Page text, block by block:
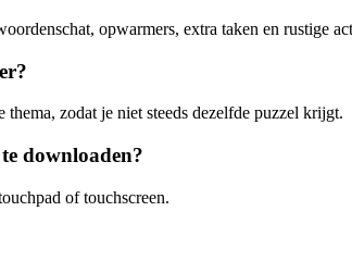
opwarmers, extra taken en rustige
zodat je niet steeds dezelfde puzzel krijgt.
downloaden?
of touchscreen.